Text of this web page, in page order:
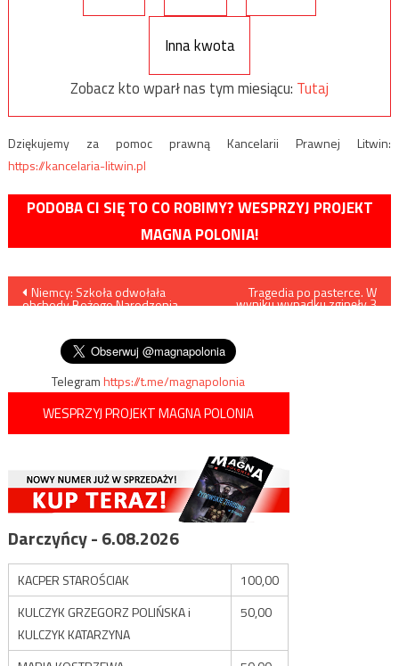
Inna kwota
Zobacz kto wparł nas tym miesiącu: Tutaj
Dziękujemy za pomoc prawną Kancelarii Prawnej Litwin:
https://kancelaria-litwin.pl
PODOBA CI SIĘ TO CO ROBIMY? WESPRZYJ PROJEKT
MAGNA POLONIA!
Nawigacja
wpisu
Niemcy: Szkoła odwołała
obchody Bożego Narodzenia
Tragedia po pasterce. W
wyniku wypadku zginęły 3
Telegramhttps://t.me/magnapolonia
WESPRZYJ PROJEKT MAGNA POLONIA
Darczyńcy - 6.08.2026
KACPER STAROŚCIAK
100,00
KULCZYK GRZEGORZ POLIŃSKA i
KULCZYK KATARZYNA
50,00